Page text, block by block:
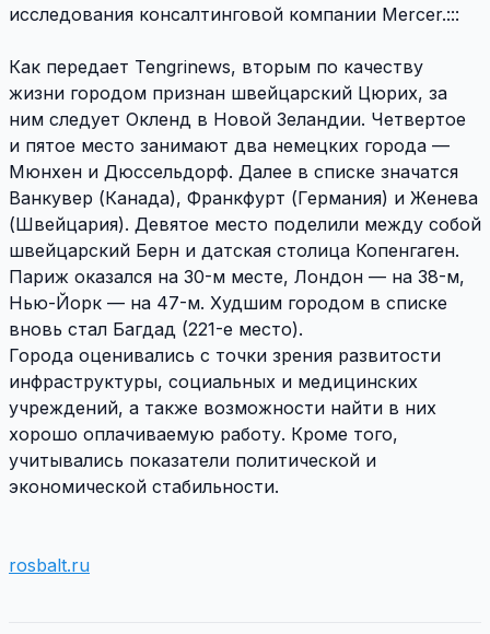
исследования консалтинговой компании Mercer.:::
Как передает Tengrinews, вторым по качеству
жизни городом признан швейцарский Цюрих, за
ним следует Окленд в Новой Зеландии. Четвертое
и пятое место занимают два немецких города —
Мюнхен и Дюссельдорф. Далее в списке значатся
Ванкувер (Канада), Франкфурт (Германия) и Женева
(Швейцария). Девятое место поделили между собой
швейцарский Берн и датская столица Копенгаген.
Париж оказался на 30-м месте, Лондон — на 38-м,
Нью-Йорк — на 47-м. Худшим городом в списке
вновь стал Багдад (221-е место).
Города оценивались с точки зрения развитости
инфраструктуры, социальных и медицинских
учреждений, а также возможности найти в них
хорошо оплачиваемую работу. Кроме того,
учитывались показатели политической и
экономической стабильности.
rosbalt.ru